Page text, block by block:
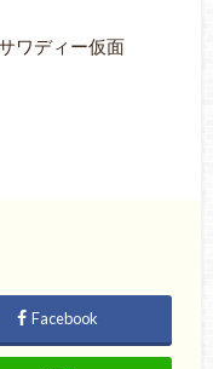
ワディー仮面
Facebook